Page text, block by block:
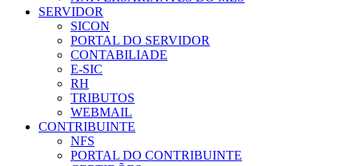
SERVIDOR
SICON
PORTAL DO SERVIDOR
CONTABILIADE
E-SIC
RH
TRIBUTOS
WEBMAIL
CONTRIBUINTE
NFS
PORTAL DO CONTRIBUINTE